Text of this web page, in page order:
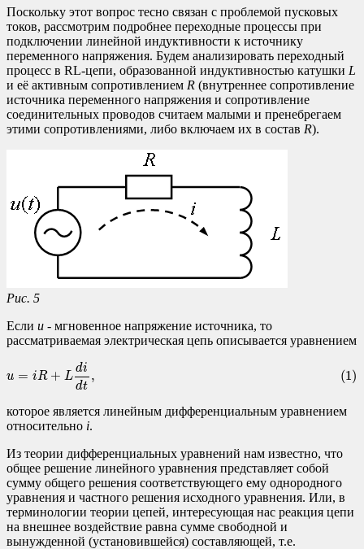
Поскольку этот вопрос тесно связан с проблемой пусковых
токов, рассмотрим подробнее переходные процессы при
подключении линейной индуктивности к источнику
переменного напряжения. Будем анализировать переходный
процесс в RL-цепи, образованной индуктивностью катушки L
и её активным сопротивлением R (внутреннее сопротивление
источника переменного напряжения и сопротивление
соединительных проводов считаем малыми и пренебрегаем
этими сопротивлениями, либо включаем их в состав R).
Рис. 5
Если u - мгновенное напряжение источника, то
рассматриваемая электрическая цепь описывается уравнением
u = iR + L
di
dt
, (1)
которое является линейным дифференциальным уравнением
относительно i.
Из теории дифференциальных уравнений нам известно, что
общее решение линейного уравнения представляет собой
сумму общего решения соответствующего ему однородного
уравнения и частного решения исходного уравнения. Или, в
терминологии теории цепей, интересующая нас реакция цепи
на внешнее воздействие равна сумме свободной и
вынужденной (установившейся) составляющей, т.е.